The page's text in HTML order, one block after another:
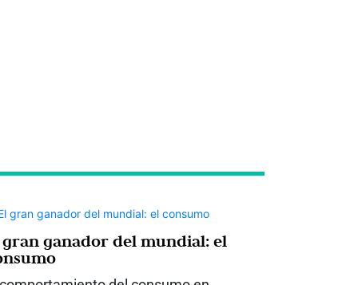
gran ganador del mundial: el